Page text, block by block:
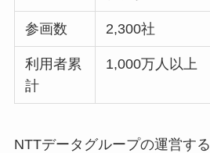
参画数 2,300社
利用者累
計
1,000万人以上
NTTデータグループの運営する